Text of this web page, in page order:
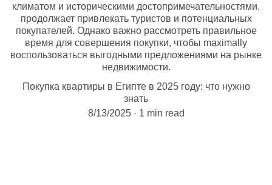
климатом и историческими достопримечательностями,
продолжает привлекать туристов и потенциальных
покупателей. Однако важно рассмотреть правильное
время для совершения покупки, чтобы maximally
воспользоваться выгодными предложениями на рынке
недвижимости.
Покупка квартиры в Египте в 2025 году: что нужно
знать
8/13/2025
1 min read